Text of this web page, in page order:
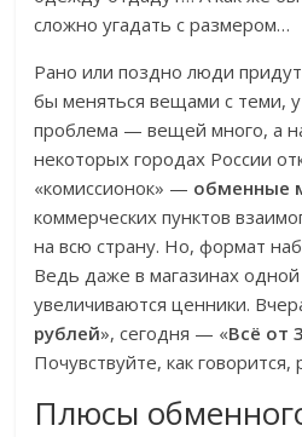
сложно угадать с размером…
Рано или поздно люди
бы меняться вещами с теми, у
проблема — вещей много, а
некоторых городах России
«комиссионок» — обменные
коммерческих пунктов
на всю страну. Но, формат
Ведь даже в магазинах
увеличиваются ценники.
рублей», сегодня — «Всё от
Почувствуйте, как говорится,
Плюсы